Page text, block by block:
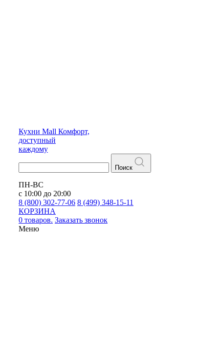
Кухни Mall Комфорт,
доступный
каждому
Поиск
ПН-ВС
с 10:00 до 20:00
8 (800) 302-77-06 8 (499) 348-15-11
КОРЗИНА
0 товаров. Заказать звонок
Меню